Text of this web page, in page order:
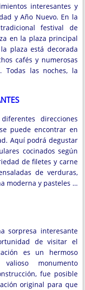
interesantes y
y Año Nuevo. En la
festival de
en la plaza principal
plaza está decorada
cafés y numerosas
Todas las noches, la
direcciones
puede encontrar en
Aquí podrá degustar
cocinados según
de filetes y carne
de verduras,
moderna y pasteles …
sorpresa interesante
de visitar el
es un hermoso
monumento
fue posible
original para que